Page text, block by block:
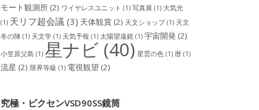
モート観測所 (2) ワイヤレスユニット (1) 写真展 (1) 大気光
(1) 天リフ超会議 (3) 天体観賞 (2) 天文ショップ(1) 天文
冬の陣 (1) 天文学 (1) 天気予報 (1) 太陽望遠鏡 (1) 宇宙開発 (2)
小笠原父島 (1) 星ナビ (40) 星雲の色 (1) 暦 (1)
流星 (2) 限界等級 (1) 電視観望 (2)
究極・ビクセンVSD90SS鏡筒